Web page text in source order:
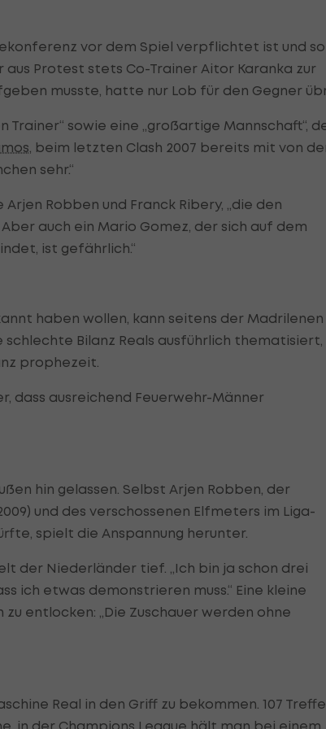
vor dem Spiel verpflichtet ist und so
aus Protest stets Co-Trainer Aitor Karanka zur
musste, hatte nur Lob für den Gegner
Trainer“ sowie eine „großartige Mannschaft“,
, beim letzten Clash 2007 bereits mit von
sehr.“
Robben und Franck Ribery, „die den
auch ein Mario Gomez, der sich auf dem
ist gefährlich.“
haben wollen, kann seitens der Madrilenen
schlechte Bilanz Reals ausführlich thematisiert,
prophezeit.
dass ausreichend Feuerwehr-Männer
hin gelassen. Selbst Arjen Robben, der
und des verschossenen Elfmeters im Liga-
spielt die Anspannung herunter.
der Niederländer tief. „Ich bin ja schon drei
ich etwas demonstrieren muss.“ Eine kleine
entlocken: „Die Zuschauer werden ohne
Real in den Griff zu bekommen. 107